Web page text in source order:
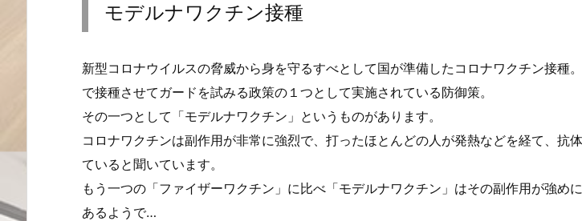
モデルナワクチン接種
新型コロナウイルスの脅威から身を守るすべとして国が準備したコロナワクチン接種
で接種させてガードを試みる政策の１つとして実施されている防御策。
その一つとして「モデルナワクチン」というものがあります。
コロナワクチンは副作用が非常に強烈で、打ったほとんどの人が発熱などを経て、抗
ていると聞いています。
もう一つの「ファイザーワクチン」に比べ「モデルナワクチン」はその副作用が強め
あるようで…